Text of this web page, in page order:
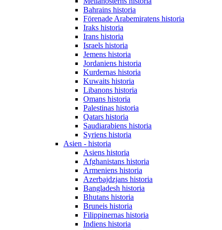
Bahrains historia
Förenade Arabemiratens historia
Iraks historia
Irans historia
Israels historia
Jemens historia
Jordaniens historia
Kurdernas historia
Kuwaits historia
Libanons historia
Omans historia
Palestinas historia
Qatars historia
Saudiarabiens historia
Syriens historia
Asien - historia
Asiens historia
Afghanistans historia
Armeniens historia
Azerbajdzjans historia
Bangladesh historia
Bhutans historia
Bruneis historia
Filippinernas historia
Indiens historia